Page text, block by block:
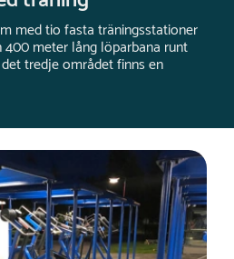
med tio fasta träningsstationer
meter lång löparbana runt
tredje området finns en